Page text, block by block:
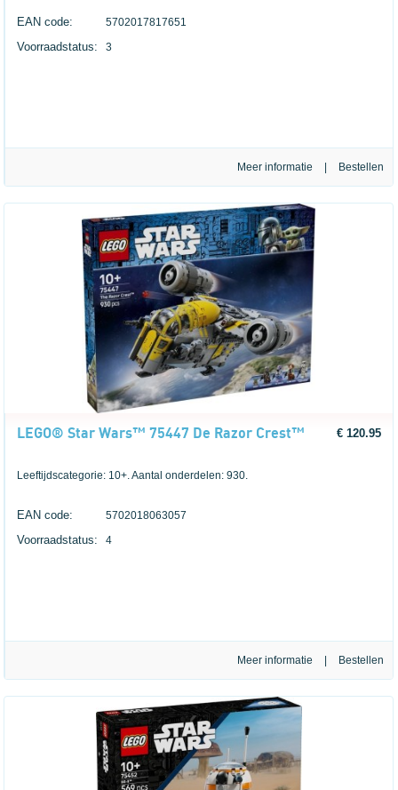
EAN code: 5702017817651
Voorraadstatus: 3
Meer informatie
LEGO® Star Wars™ 75447 De Razor Crest™ € 120.95
Leeftijdscategorie: 10+. Aantal onderdelen: 930.
EAN code: 5702018063057
Voorraadstatus: 4
Meer informatie